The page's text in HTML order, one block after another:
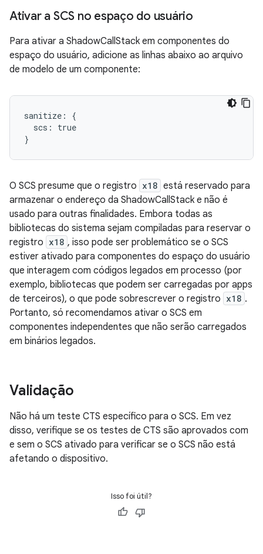
Ativar a SCS no espaço do usuário
Para ativar a ShadowCallStack em componentes do
espaço do usuário, adicione as linhas abaixo ao arquivo
de modelo de um componente:
sanitize: {
  scs: true
O SCS presume que o registro x18 está reservado para
armazenar o endereço da ShadowCallStack e não é
usado para outras finalidades. Embora todas as
bibliotecas do sistema sejam compiladas para reservar o
registro x18 , isso pode ser problemático se o SCS
estiver ativado para componentes do espaço do usuário
que interagem com códigos legados em processo (por
exemplo, bibliotecas que podem ser carregadas por apps
de terceiros), o que pode sobrescrever o registro x18 .
Portanto, só recomendamos ativar o SCS em
componentes independentes que não serão carregados
em binários legados.
Validação
Não há um teste CTS específico para o SCS. Em vez
disso, verifique se os testes de CTS são aprovados com
e sem o SCS ativado para verificar se o SCS não está
afetando o dispositivo.
Isso foi útil?